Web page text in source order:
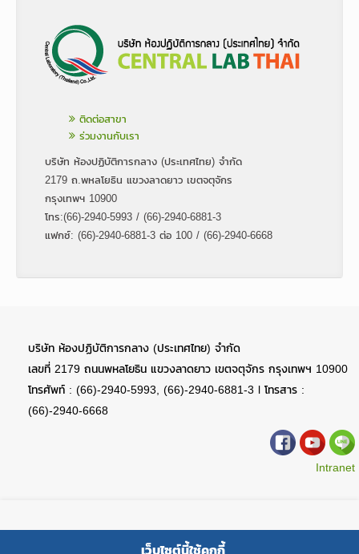
ติดต่อสาขา
ร่วมงานกับเรา
บริษัท ห้องปฏิบัติการกลาง (ประเทศไทย) จำกัด
2179 ถ.พหลโยธิน แขวงลาดยาว เขตจตุจักร
กรุงเทพฯ 10900
โทร:(66)-2940-5993 / (66)-2940-6881-3
แฟกซ์: (66)-2940-6881-3 ต่อ 100 / (66)-2940-6668
บริษัท ห้องปฏิบัติการกลาง (ประเทศไทย) จำกัด
เลขที่ 2179 ถนนพหลโยธิน แขวงลาดยาว เขตจตุจักร กรุงเทพฯ 10900
โทรศัพท์ : (66)-2940-5993, (66)-2940-6881-3 l โทรสาร :
(66)-2940-6668
Intranet
เว็บไซต์นี้ใช้คุกกี้
Copyright © All rights reserved.CENTRAL LAB THAI